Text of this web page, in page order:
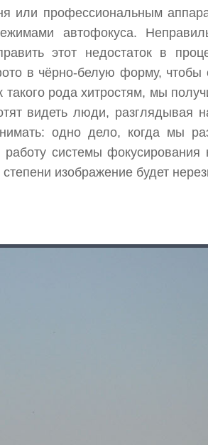
или профессиональным
автофокуса.
этот недостаток в
в чёрно-белую форму, чтобы
рода хитростям, мы
видеть люди, разглядывая
одно дело, когда мы
системы
изображение будет